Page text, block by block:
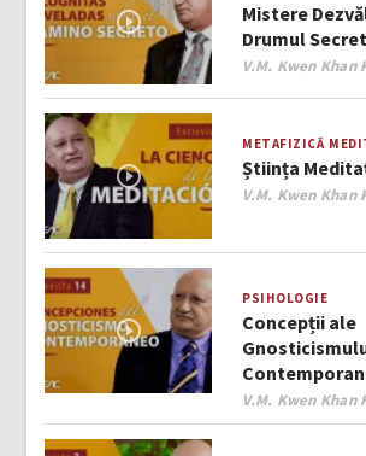
Mistere
Drumul Secret
Author
V.M. Kwen Khan
METAFIZICĂ
Știința
Author
V.M. Kwen Khan
PSIHOLOGIE
Concepții ale
Contemporan
Author
V.M. Kwen Khan